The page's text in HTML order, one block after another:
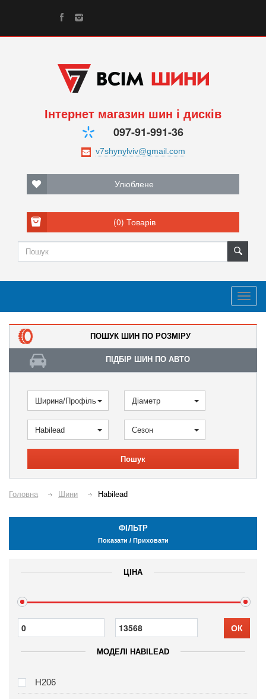
Інтернет магазин шин і дисків
097-91-991-36
Улюблене
(0) Товарів
ПОШУК ШИН ПО РОЗМІРУ
ПІДБІР ШИН ПО АВТО
Ширина/Профіль Діаметр
Habilead Сезон
Пошук
Головна Шини Habilead
ФІЛЬТР
Показати / Приховати
ЦІНА
ОК
МОДЕЛІ HABILEAD
H206